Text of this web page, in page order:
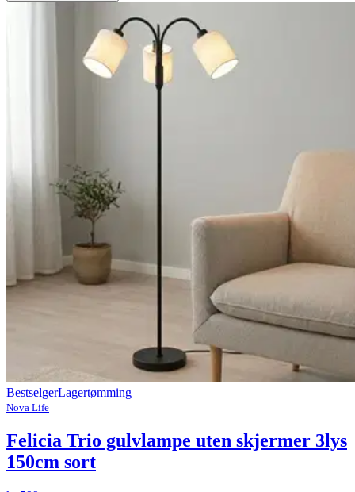
BestselgerLagertømming
Nova Life
Felicia Trio gulvlampe uten skjermer 3lys
150cm sort